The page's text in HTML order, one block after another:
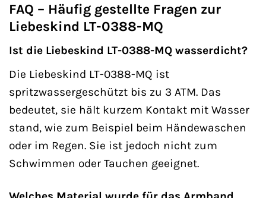
FAQ – Häufig gestellte Fragen zur
Liebeskind LT-0388-MQ
Ist die Liebeskind LT-0388-MQ wasserdicht?
Die Liebeskind LT-0388-MQ ist
spritzwassergeschützt bis zu 3 ATM. Das
bedeutet, sie hält kurzem Kontakt mit Wasser
stand, wie zum Beispiel beim Händewaschen
oder im Regen. Sie ist jedoch nicht zum
Schwimmen oder Tauchen geeignet.